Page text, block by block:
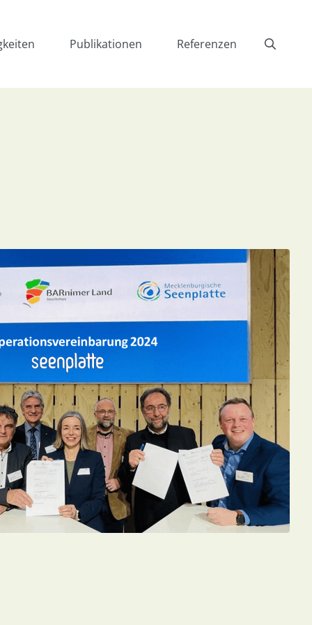
Publikationen Referenzen